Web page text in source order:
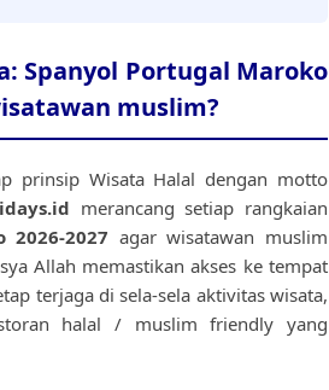
Spanyol Portugal Maroko
muslim?
prinsip Wisata Halal dengan motto
merancang setiap rangkaian
2027 agar wisatawan muslim
Allah memastikan akses ke tempat
terjaga di sela-sela aktivitas wisata,
halal / muslim friendly yang